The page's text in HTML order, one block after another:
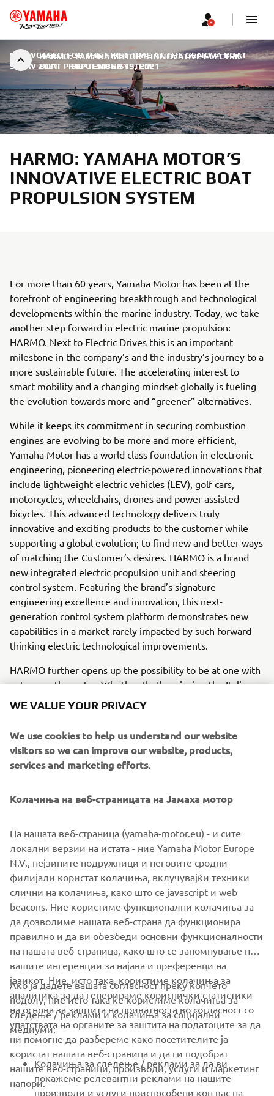
HARMO: YAMAHA MOTOR’S INNOVATIVE ELECTRIC
BOAT PROPULSION SYSTEM
SHOWCASED FOR THE FIRST TIME AT THE GENOVA BOAT
SHOW 2021 | SEPTEMBER 13, 2021
HARMO: YAMAHA MOTOR’S
INNOVATIVE ELECTRIC BOAT
PROPULSION SYSTEM
For more than 60 years, Yamaha Motor has been at the
forefront of engineering breakthrough and technological
developments within the marine industry. Today, we take
another step forward in electric marine propulsion:
HARMO. Next to Electric Drives this is an important
milestone in the company’s and the industry’s journey to a
more sustainable future. The accelerating interest to
smart mobility and a changing mindset globally is fueling
the evolution towards more and “greener” alternatives.
While it keeps its commitment in securing combustion
engines are evolving to be more and more efficient,
Yamaha Motor has a world class foundation in electronic
engineering, pioneering electric-powered innovations that
include lightweight electric vehicles (LEV), golf cars,
motorcycles, wheelchairs, drones and power assisted
bicycles. This advanced technology delivers truly
innovative and exciting products to the customer while
supporting a global evolution; to find new and better ways
of matching the Customer’s desires. HARMO is a brand
new integrated electric propulsion unit and steering
control system. Featuring the brand’s signature
engineering excellence and innovation, this next-
generation control system platform demonstrates new
capabilities in a market rarely impacted by such forward
thinking electric technological improvements.
HARMO further opens up the possibility to be at one with
nature on the water. Whether that’s enjoying the Italian or
Alpine lakes, admiring the world renowned shoreline, or
archipelago, or still exploring Amsterdam canals, HARMO
offers an ultra-smooth experience, in both fresh and salt
water, so you can truly be at peace with your
surroundings.
It is an end-to-end smart technology package consisting of
a joystick for more intuitive operation. Electric motors
provide a new dimension to your enjoyment of the water,
being quiet enough that you can live the sounds of nature
fully and undisturbed.
DISCOVER MORE
CORPORATE
FOR BUSINESS
MORE YAMAHA
WE VALUE YOUR PRIVACY
We use cookies to help us understand our website
visitors so we can improve our website, products,
services and marketing efforts.
Колачиња на веб-страницата на Јамаха мотор
На нашата веб-страница (yamaha-motor.eu) - и сите
локални верзии на истата - ние Yamaha Motor Europe
N.V., нејзините подружници и неговите сродни
филијали користат колачиња, вклучувајќи техники
слични на колачиња, како што се javascript и web
beacons. Ние користиме функционални колачиња за
да дозволиме нашата веб-страна да функционира
правилно и да ви обезбеди основни функционалности
на нашата веб-страница, како што се запомнување на
вашите ингеренции за најава и преференци на
јазикот. Ние, исто така, користиме колачиња за
аналитика за да генерираме кориснички статистики
на основа за заштита на приватноста во согласност со
упатствата на органите за заштита на податоците за да
ни помогне да разбереме како посетителите ја
користат нашата веб-страница и да ги подобрат
нашите веб-страници, производи, услуги и маркетинг
напори.
Ако ја дадете вашата согласност преку копчето
подолу, ние исто така ќе користиме колачиња за
следење / реклами и колачиња за социјални
медиуми:
Колачиња за следење / реклами за да ви
покажеме релевантни реклами на нашите
производи и услуги приспособени кон вас на